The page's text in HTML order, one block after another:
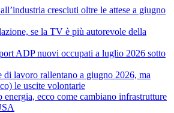
cresciuti oltre le attese a giugno
se la TV è più autorevole della
ADP nuovi occupati a luglio 2026 sotto
di lavoro rallentano a giugno 2026, ma
le uscite volontarie
energia, ecco come cambiano infrastrutture